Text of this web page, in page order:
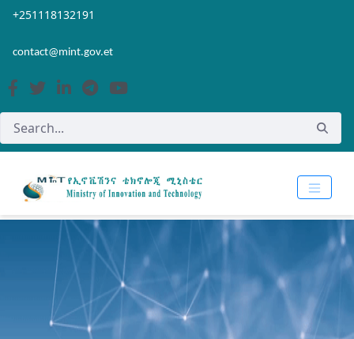
Skip to Main Content
Open Accessibility Menu
+251118132191
contact@mint.gov.et